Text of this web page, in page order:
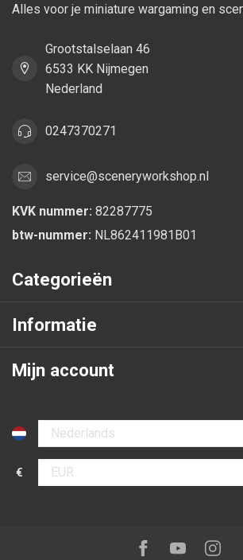
Alles voor je miniature wargaming en
Grootstalselaan 46
6533 KK Nijmegen
Nederland
0247370271
service@sceneryworkshop.nl
KVK nummer: 82287775
btw-nummer: NL862411981B01
Categorieën
Informatie
Mijn account
Selecteer taal
€
Selecteer valuta
Volg ons op:Facebook
Youtube